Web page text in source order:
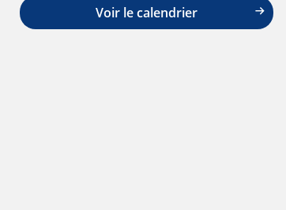
Voir le calendrier